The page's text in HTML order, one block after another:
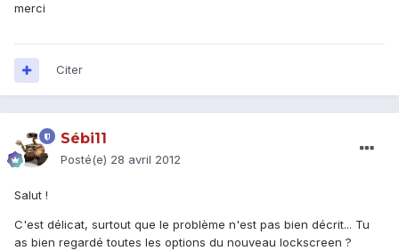
merci
Citer
Sébi11
Posté(e) 28 avril 2012
Salut !
C'est délicat, surtout que le problème n'est pas bien décrit... Tu
as bien regardé toutes les options du nouveau lockscreen ?